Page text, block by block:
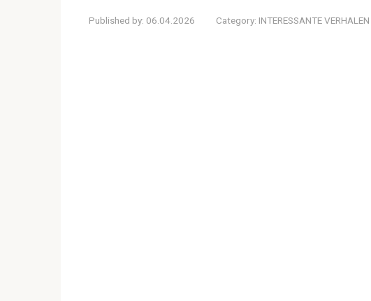
Published by: 06.04.2026 Category: INTERESSANTE VERHALEN